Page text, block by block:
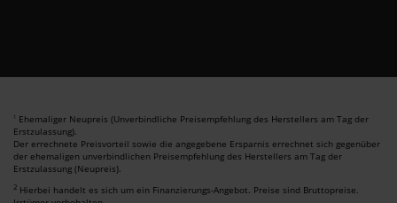
1 Ehemaliger Neupreis (Unverbindliche Preisempfehlung des Herstellers am Tag der
Erstzulassung).
Der errechnete Preisvorteil sowie die angegebene Ersparnis errechnet sich gegenüber
der ehemaligen unverbindlichen Preisempfehlung des Herstellers am Tag der
Erstzulassung (Neupreis).
2 Hierbei handelt es sich um ein Finanzierungs-Angebot. Preise sind Bruttopreise.